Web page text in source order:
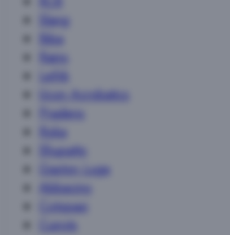
Slang
Biba
Rains
Lefrik
Ucon Acrobatics
Pradens
Roka
Shupatto
Gaston Luga
Abbacino
Cotopaxi
Cuirots